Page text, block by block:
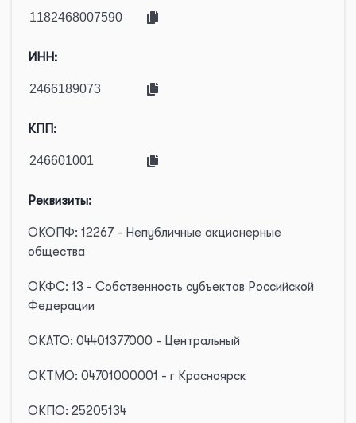
ИНН:
КПП:
Реквизиты:
ОКОПФ: 12267 - Непубличные акционерные
общества
ОКФС: 13 - Собственность субъектов Российской
Федерации
ОКАТО: 04401377000 - Центральный
ОКТМО: 04701000001 - г Красноярск
ОКПО: 25205134